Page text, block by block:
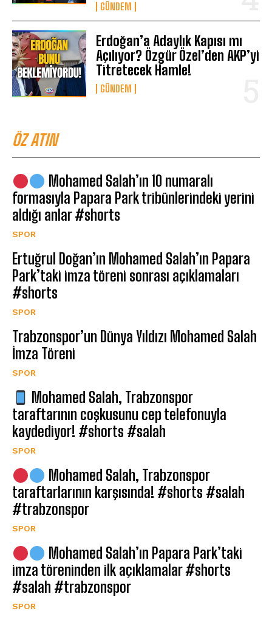
GÜNDEM
Erdoğan’a Adaylık Kapısı mı
Açılıyor? Özgür Özel’den AKP’yi
Titretecek Hamle!
GÜNDEM
ÖZ ATIN
Mohamed Salah’ın 10 numaralı
formasıyla Papara Park tribünlerindeki yerini
aldığı anlar #shorts
SPOR
Ertuğrul Doğan’ın Mohamed Salah’ın Papara
Park’taki imza töreni sonrası açıklamaları
#shorts
SPOR
Trabzonspor’un Dünya Yıldızı Mohamed Salah
İmza Töreni
SPOR
Mohamed Salah, Trabzonspor
taraftarının coşkusunu cep telefonuyla
kaydediyor! #shorts #salah
SPOR
Mohamed Salah, Trabzonspor
taraftarlarının karşısında! #shorts #salah
#trabzonspor
SPOR
Mohamed Salah’ın Papara Park’taki
imza töreninden ilk açıklamalar #shorts
#salah #trabzonspor
SPOR